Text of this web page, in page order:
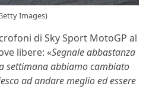
Images)
di Sky Sport MotoGP al
libere: «Segnale abbastanza
settimana abbiamo cambiato
ad andare meglio ed essere